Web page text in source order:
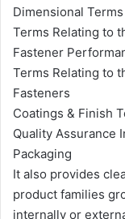
Dimensional
Terms Relating to
Fastener
Terms Relating to
Fasteners
Coatings & Finish
Quality Assurance
Packaging
It also provides
product families
internally or